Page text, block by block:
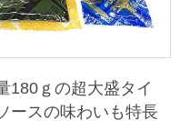
点課題
物件募集・購入
180ｇの超大盛タイ
ースの味わいも特長